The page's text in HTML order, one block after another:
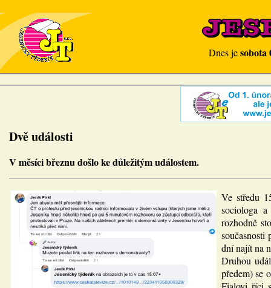
Dnes jesobota
Dvě události
V měsíci březnu došlo ke důležitým událostem.
Ve středu
sociologa
rozhodně
současnosti
dní najít na
Druhou
předem) se